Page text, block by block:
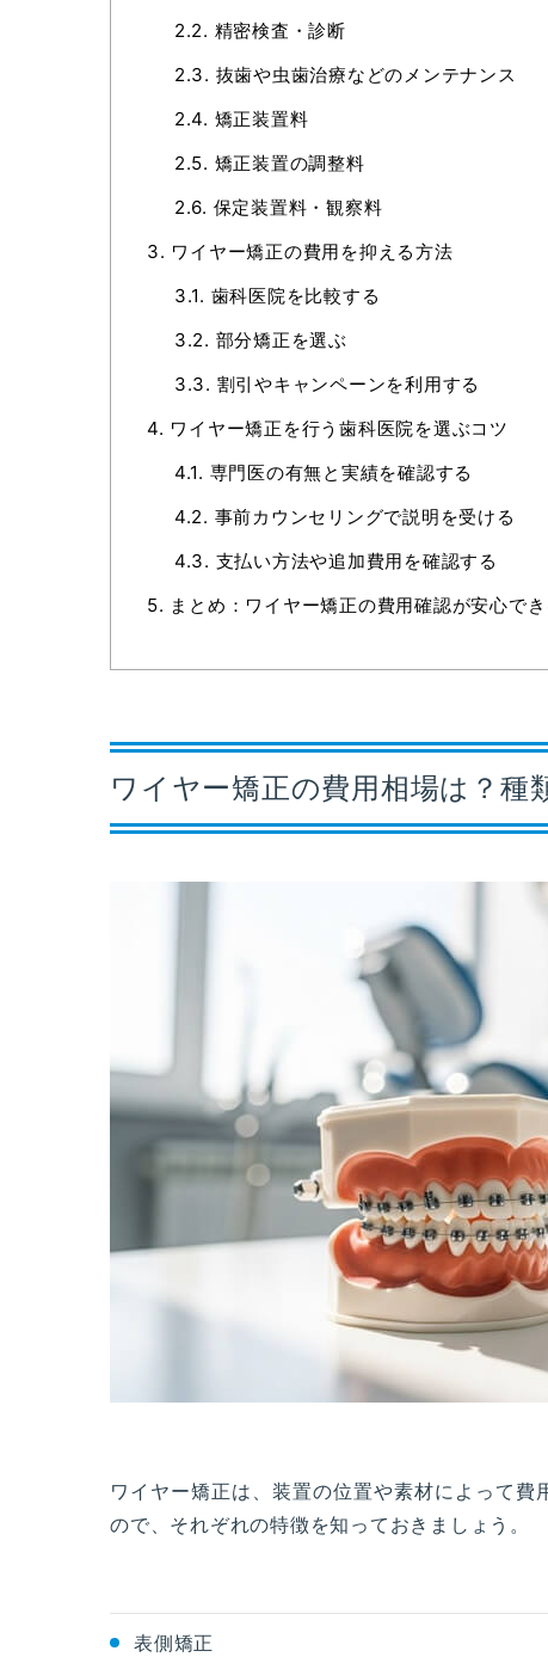
2.2. 精密検査・診断
2.3. 抜歯や虫歯治療などのメンテナンス
2.4. 矯正装置料
2.5. 矯正装置の調整料
2.6. 保定装置料・観察料
3. ワイヤー矯正の費用を抑える方法
3.1. 歯科医院を比較する
3.2. 部分矯正を選ぶ
3.3. 割引やキャンペーンを利用する
4. ワイヤー矯正を行う歯科医院を選ぶコツ
4.1. 専門医の有無と実績を確認する
4.2. 事前カウンセリングで説明を受ける
4.3. 支払い方法や追加費用を確認する
5. まとめ：ワイヤー矯正の費用確認が安心で
ワイヤー矯正の費用相場は？種
ワイヤー矯正は、装置の位置や素材によって
ので、それぞれの特徴を知っておきましょう。
表側矯正